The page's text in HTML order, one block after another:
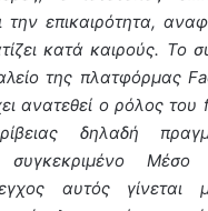
την επικαιρότητα,
κατά καιρούς. Το
της πλατφόρμας
ανατεθεί ο ρόλος του
δηλαδή
Μέσο
αυτός γίνεται